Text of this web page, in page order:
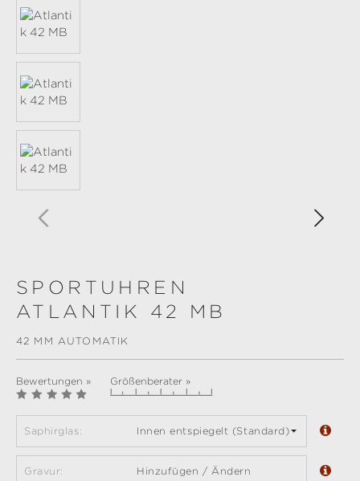
SPORTUHREN
ATLANTIK 42 MB
42 MM AUTOMATIK
Bewertungen » Größenberater »
Saphirglas: Innen entspiegelt (Standard)
Gravur: Hinzufügen / Ändern